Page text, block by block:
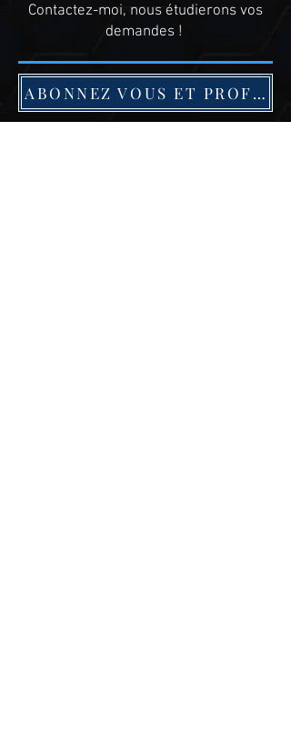
Contactez-moi, nous étudierons vos
demandes !
ABONNEZ VOUS ET PROFITEZ DE L OFFRE CRYPTO FAMILLY